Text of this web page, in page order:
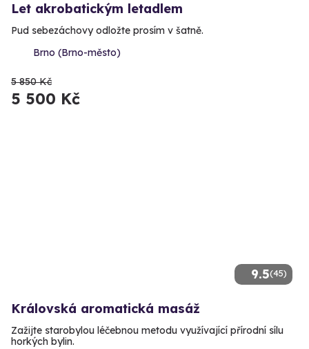
Let akrobatickým letadlem
Pud sebezáchovy odložte prosím v šatně.
Brno (Brno-město)
5 850 Kč
5 500 Kč
9.5(45)
Královská aromatická masáž
Zažijte starobylou léčebnou metodu využívající přírodní sílu
horkých bylin.